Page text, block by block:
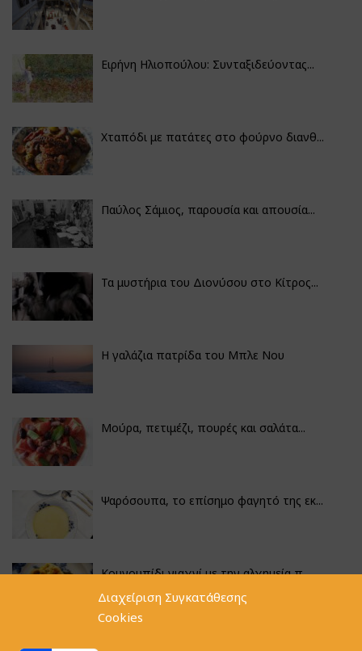
Διαχείριση Συγκατάθεσης
Cookies
Ειρήνη Ηλιοπούλου: Συνταξιδεύοντας...
Χταπόδι με πατάτες στο φούρνο διανθ...
Παύλος Σάμιος, παρουσία και απουσία...
Τα μυστήρια του Διονύσου στο Κίτρος...
Η γαλάζια πατρίδα του Μπλε Νου
Μούρα, πετιμέζι, πουρές και σαλάτα...
Ψαρόσουπα, το επίσημο φαγητό της εκ...
Κουνουπίδι γιαχνί με την αλχημεία π...